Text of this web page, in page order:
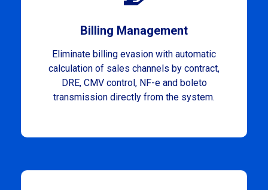
Billing Management
Eliminate billing evasion with automatic
calculation of sales channels by contract,
DRE, CMV control, NF-e and boleto
transmission directly from the system.